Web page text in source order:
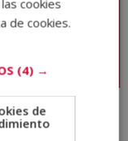
cookies
de cookies.
(4) →
de